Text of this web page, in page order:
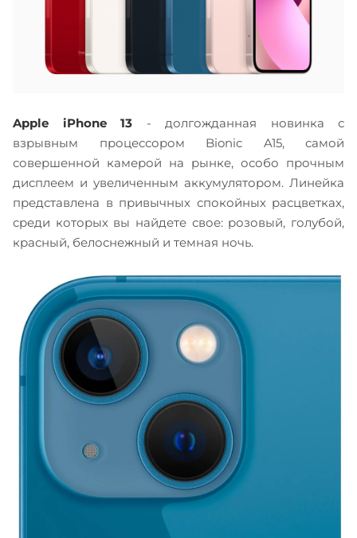
Apple iPhone 13 - долгожданная новинка с
взрывным процессором Bionic A15, самой
совершенной камерой на рынке, особо прочным
дисплеем и увеличенным аккумулятором. Линейка
представлена в привычных спокойных расцветках,
среди которых вы найдете свое: розовый, голубой,
красный, белоснежный и темная ночь.